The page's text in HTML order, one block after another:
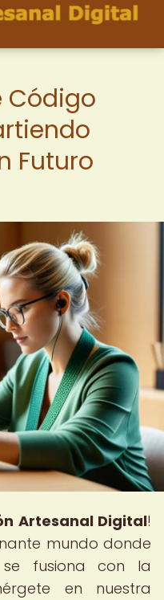
Código
Futuro
Artesanal Digital!
mundo donde
fusiona con la
en nuestra